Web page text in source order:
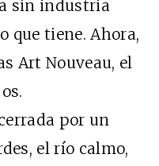
sin industria
que tiene. Ahora,
Art Nouveau, el
por un
el río calmo,